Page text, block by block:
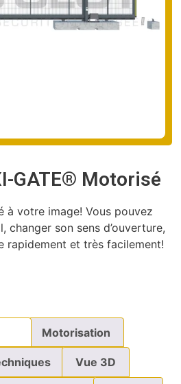
GATE® Motorisé
à votre image! Vous pouvez
son sens d’ouverture,
rapidement et très facilement!
Motorisation
Vue 3D